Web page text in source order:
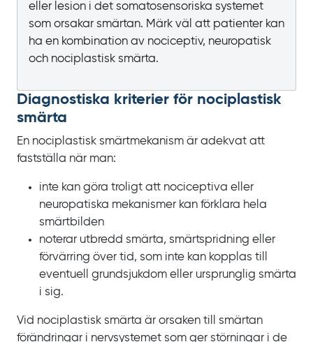
eller lesion i det somatosensoriska systemet
som orsakar smärtan. Märk väl att patienter kan
ha en kombination av nociceptiv, neuropatisk
och nociplastisk smärta.
Diagnostiska kriterier för nociplastisk
smärta
En nociplastisk smärtmekanism är adekvat att
fastställa när man:
inte kan göra troligt att nociceptiva eller
neuropatiska mekanismer kan förklara hela
smärtbilden
noterar utbredd smärta, smärtspridning eller
förvärring över tid, som inte kan kopplas till
eventuell grundsjukdom eller ursprunglig smärta
i sig.
Vid nociplastisk smärta är orsaken till smärtan
förändringar i nervsystemet som ger störningar i de